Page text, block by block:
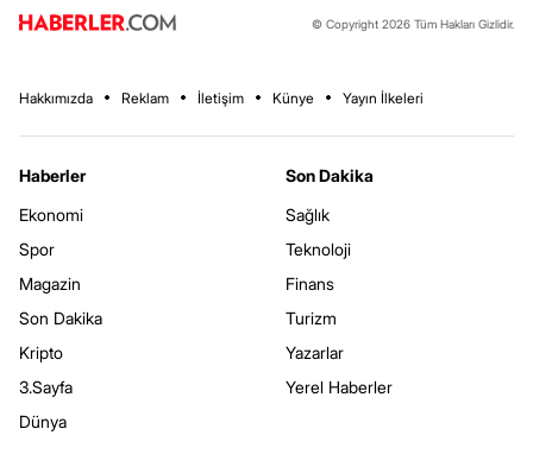
© Copyright 2026 Tüm Hakları Gizlidir.
Hakkımızda Reklam İletişim Künye Yayın İlkeleri
Haberler
Ekonomi
Spor
Magazin
Son Dakika
Kripto
3.Sayfa
Dünya
Son Dakika
Sağlık
Teknoloji
Finans
Turizm
Yazarlar
Yerel Haberler